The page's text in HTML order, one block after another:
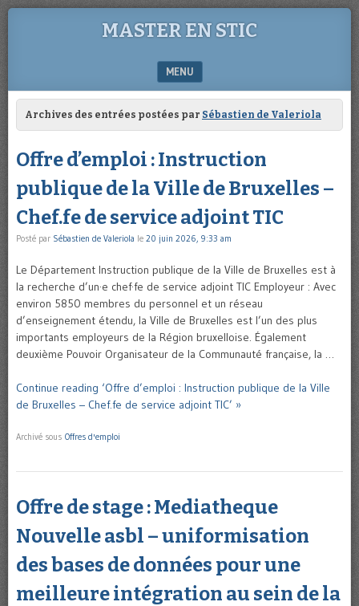
MASTER EN STIC
MENU
SKIP TO CONTENT
Archives des entrées postées par Sébastien de Valeriola
Offre d’emploi : Instruction
publique de la Ville de Bruxelles –
Chef.fe de service adjoint TIC
Posté par Sébastien de Valeriola le 20 juin 2026, 9:33 am
Le Département Instruction publique de la Ville de Bruxelles est à
la recherche d’un·e chef·fe de service adjoint TIC Employeur : Avec
environ 5850 membres du personnel et un réseau
d’enseignement étendu, la Ville de Bruxelles est l’un des plus
importants employeurs de la Région bruxelloise. Également
deuxième Pouvoir Organisateur de la Communauté française, la …
Continue reading ‘Offre d’emploi : Instruction publique de la Ville
de Bruxelles – Chef.fe de service adjoint TIC’ »
Archivé sous Offres d'emploi
Offre de stage : Mediatheque
Nouvelle asbl – uniformisation
des bases de données pour une
meilleure intégration au sein de la